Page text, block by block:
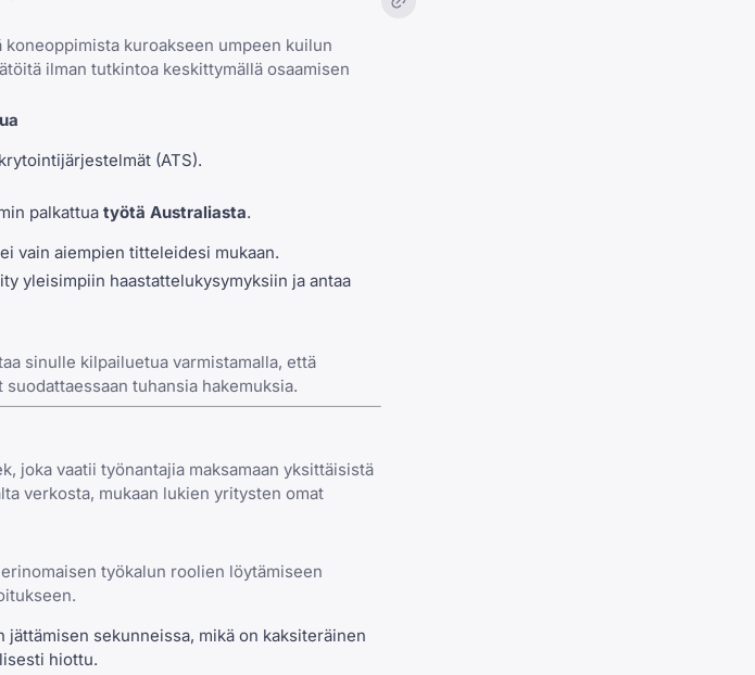
kuroakseen umpeen kuilun
ilman tutkintoa keskittymällä osaamisen
(ATS).
palkattua työtä Australiasta.
vain aiempien titteleidesi mukaan.
yleisimpiin haastattelukysymyksiin ja antaa
sinulle kilpailuetua varmistamalla, että
tuhansia hakemuksia.
joka vaatii työnantajia maksamaan yksittäisistä
verkosta, mukaan lukien yritysten omat
työkalun roolien löytämiseen
sekunneissa, mikä on kaksiteräinen
hiottu.